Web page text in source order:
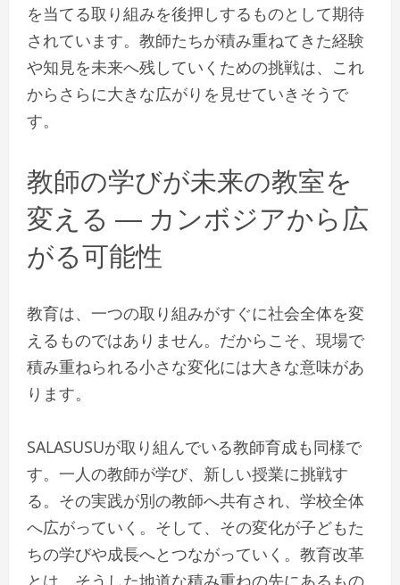
を当てる取り組みを後押しするものとして期待
されています。教師たちが積み重ねてきた経験
や知見を未来へ残していくための挑戦は、これ
からさらに大きな広がりを見せていきそうで
す。
教師の学びが未来の教室を
変える ― カンボジアから広
がる可能性
教育は、一つの取り組みがすぐに社会全体を変
えるものではありません。だからこそ、現場で
積み重ねられる小さな変化には大きな意味があ
ります。
SALASUSUが取り組んでいる教師育成も同様で
す。一人の教師が学び、新しい授業に挑戦す
る。その実践が別の教師へ共有され、学校全体
へ広がっていく。そして、その変化が子どもた
ちの学びや成長へとつながっていく。教育改革
とは、そうした地道な積み重ねの先にあるもの